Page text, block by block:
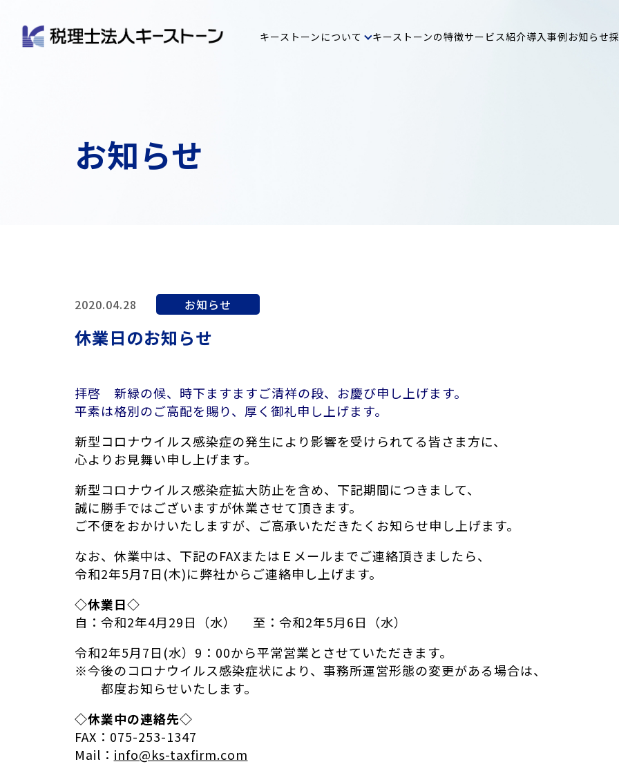
キーストーンについて キーストーンの特徴サービス紹介導入事例 お知らせ
お知らせ
2020.04.28 お知らせ
休業日のお知らせ
拝啓 新緑の候、時下ますますご清祥の段、お慶び申し上げます。
平素は格別のご高配を賜り、厚く御礼申し上げます。
新型コロナウイルス感染症の発生により影響を受けられてる皆さま方に、
心よりお見舞い申し上げます。
新型コロナウイルス感染症拡大防止を含め、下記期間につきまして、
誠に勝手ではございますが休業させて頂きます。
ご不便をおかけいたしますが、ご高承いただきたくお知らせ申し上げます。
なお、休業中は、下記のFAXまたはＥメールまでご連絡頂きましたら、
令和2年5月7日(木)に弊社からご連絡申し上げます。
◇休業日◇
自：令和2年4月29日（水） 至：令和2年5月6日（水）
令和2年5月7日(水）9：00から平常営業とさせていただきます。
※今後のコロナウイルス感染症状により、事務所運営形態の変更がある場合は、
都度お知らせいたします。
◇休業中の連絡先◇
FAX：075-253-1347
Mail： info@ks-taxfirm.com